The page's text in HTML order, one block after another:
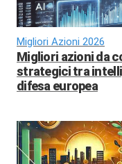
Migliori Azioni 2026
Migliori azioni da
strategici tra
difesa europea